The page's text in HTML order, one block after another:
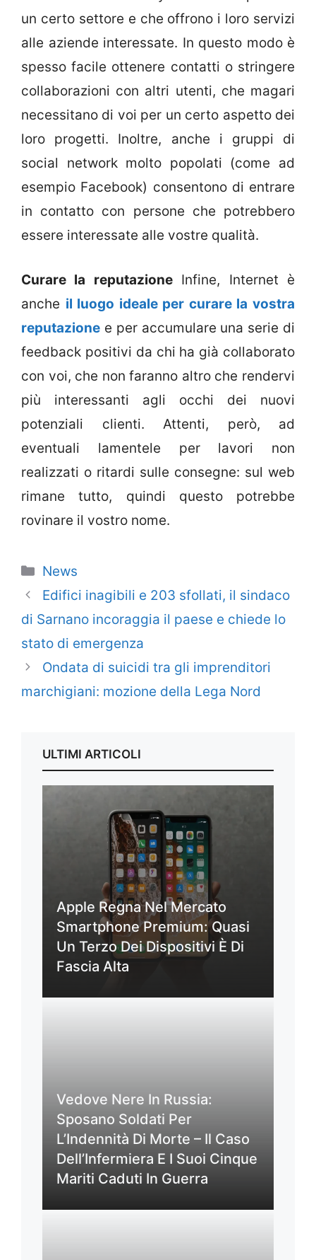
un certo settore e che offrono i loro servizi
alle aziende interessate. In questo modo è
spesso facile ottenere contatti o stringere
collaborazioni con altri utenti, che magari
necessitano di voi per un certo aspetto dei
loro progetti. Inoltre, anche i gruppi di
social network molto popolati (come ad
esempio Facebook) consentono di entrare
in contatto con persone che potrebbero
essere interessate alle vostre qualità.
Curare la reputazioneInfine, Internet è
anche il luogo ideale per curare la vostra
reputazione e per accumulare una serie di
feedback positivi da chi ha già collaborato
con voi, che non faranno altro che rendervi
più interessanti agli occhi dei nuovi
potenziali clienti. Attenti, però, ad
eventuali lamentele per lavori non
realizzati o ritardi sulle consegne: sul web
rimane tutto, quindi questo potrebbe
rovinare il vostro nome.
Categorie
News
Edifici inagibili e 203 sfollati, il sindaco
di Sarnano incoraggia il paese e chiede lo
stato di emergenza
Ondata di suicidi tra gli imprenditori
marchigiani: mozione della Lega Nord
ULTIMI ARTICOLI
Apple Regna Nel Mercato
Smartphone Premium: Quasi
Un Terzo Dei Dispositivi È Di
Fascia Alta
Vedove Nere In Russia:
Sposano Soldati Per
L’Indennità Di Morte – Il Caso
Dell’Infermiera E I Suoi Cinque
Mariti Caduti In Guerra